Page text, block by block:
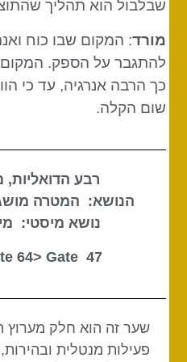
שבלבול הוא תהליך
מורד: המקום שבו כוח
להתגבר על הספק.
כך הרבה אנרגיה, עד כי
שום הקלה.
רבע הדואליות,
הנושא: המטרה
נושא מיסטי:
47 Gate 40<
64> Gate
שער זה הוא חלק
פעילות מנטלית